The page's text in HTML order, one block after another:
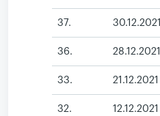
37. 30.12.2021
36. 28.12.2021
33. 21.12.2021
32. 12.12.2021